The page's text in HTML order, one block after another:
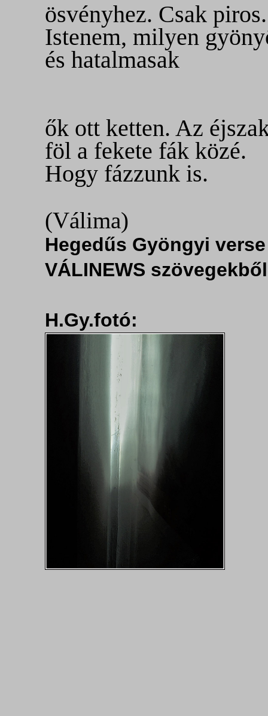
ösvényhez. Csak piros.
Istenem, milyen
és hatalmasak
ők ott ketten. Az
föl a fekete fák közé.
Hogy fázzunk is.
(Válima)
Hegedűs Gyöngyi verse
VÁLINEWS szövegekből
H.Gy.fotó: